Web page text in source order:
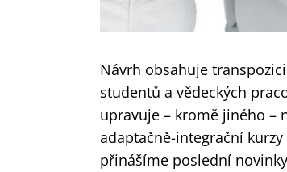
Návrh obsahuje
studentů a vědeckých
upravuje – kromě jiného –
adaptačně-integrační
přinášíme poslední